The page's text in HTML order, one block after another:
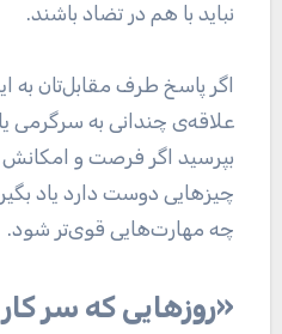
نباید با هم در تضاد باشند.
اگر پاسخ طرف مقابل‌تان به
علاقه‌ی چندانی به سرگرمی
بپرسید اگر فرصت و امکانش
چیز‌هایی دوست دارد یاد
چه مهارت‌هایی قوی‌تر شود.
«روز‌هایی که سر